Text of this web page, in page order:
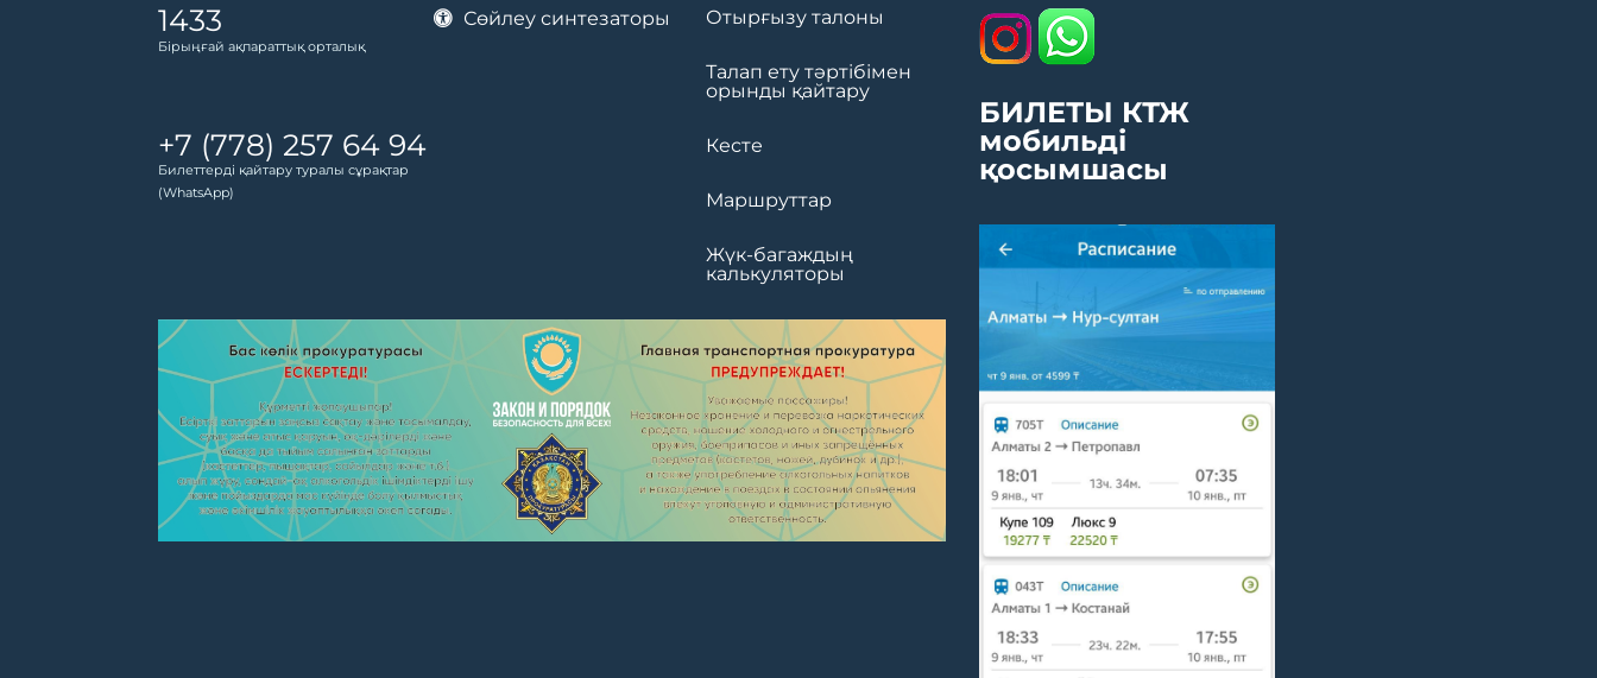
1433
Бірыңғай ақпараттық орталық
+7 (778) 257 64 94
Билеттерді қайтару туралы сұрақтар
(WhatsApp)
Сөйлеу синтезаторы Отырғызу талоны
Талап ету тәртібімен
орынды қайтару
Кесте
Маршруттар
Жүк-багаждың
калькуляторы
БИЛЕТЫ КТЖ
мобильді
қосымшасы